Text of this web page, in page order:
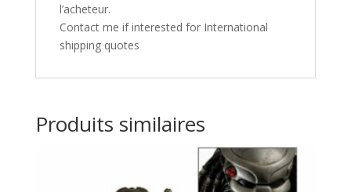
l’acheteur.
Contact me if interested for International
shipping quotes
Produits similaires